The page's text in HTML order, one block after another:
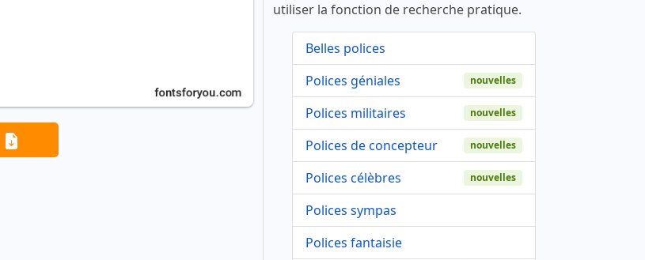
utiliser la fonction de recherche pratique.
Belles polices
Polices géniales
nouvelles
Polices militaires nouvelles
Polices de concepteur nouvelles
Polices célèbres nouvelles
Polices sympas
Polices fantaisie